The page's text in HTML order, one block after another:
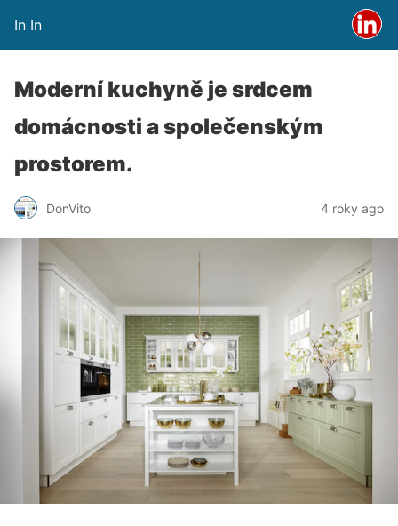
In In
Moderní kuchyně je srdcem
domácnosti a společenským
prostorem.
DonVito 4 roky ago